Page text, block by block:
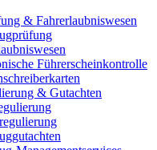
& Fahrerlaubniswesen
Führerscheinkontrolle
& Gutachten